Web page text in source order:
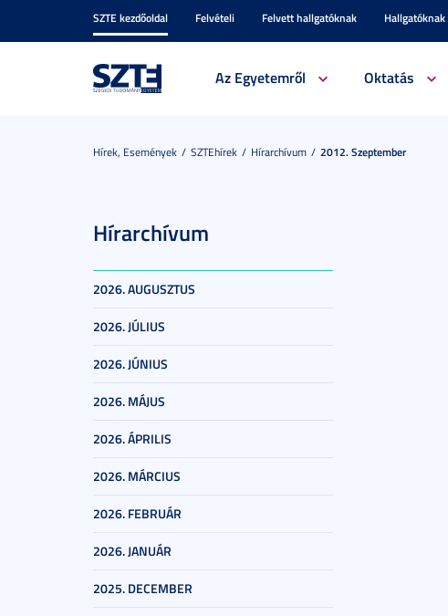
SZTE kezdőoldal Felvételi Felvett hallgatóknak Hallgatóknak
Az Egyetemről Oktatás
Hírek, Események SZTEhírek Hírarchívum 2012. Szeptember
Hírarchívum
2026. AUGUSZTUS
2026. JÚLIUS
2026. JÚNIUS
2026. MÁJUS
2026. ÁPRILIS
2026. MÁRCIUS
2026. FEBRUÁR
2026. JANUÁR
2025. DECEMBER